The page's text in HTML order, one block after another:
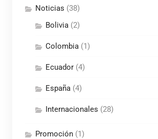
Noticias (38)
Bolivia(2)
Colombia(1)
Ecuador(4)
España(4)
Internacionales (28)
Promoción(1)